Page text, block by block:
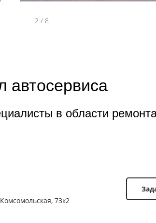
2 / 8
автосервиса
в области
73к2